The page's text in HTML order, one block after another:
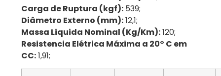
Carga de Ruptura (kgf): 539;
Diâmetro Externo (mm):12,1;
Massa Liquida Nominal (Kg/Km):120;
Resistencia Elétrica Máxima a 20° C em
CC:1,91;